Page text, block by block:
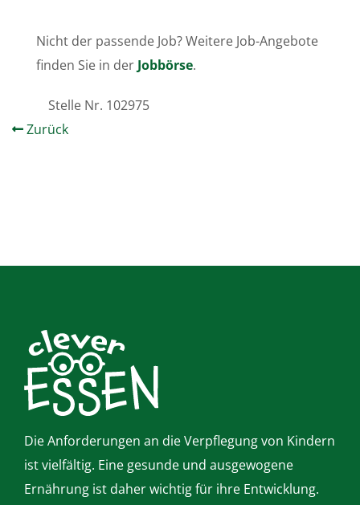
Nicht der passende Job? Weitere Job-Angebote
finden Sie in der Jobbörse.
Stelle Nr. 102975
Zurück
Die Anforderungen an die Verpflegung von Kindern
ist vielfältig. Eine gesunde und ausgewogene
Ernährung ist daher wichtig für ihre Entwicklung.